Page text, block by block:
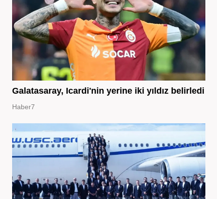
Galatasaray, Icardi'nin yerine iki yıldız belirledi
Haber7